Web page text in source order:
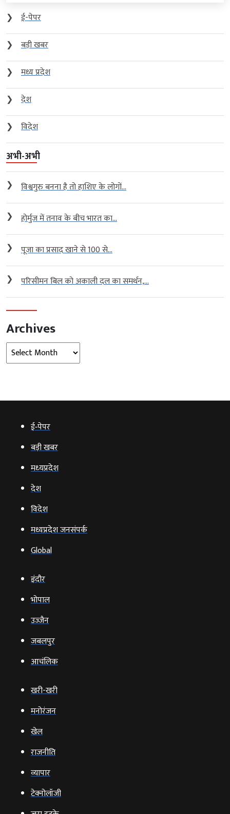
❯
ई-पेपर
❯
बड़ी खबर
❯
मध्य प्रदेश
❯
देश
❯
विदेश
अभी-अभी
❯ विश्वगुरु बनना है तो हाशिए के लोगों...
❯ होर्मुज में तनाव के बीच भारत का...
❯ पूजा का प्रसाद खाने से 100 से...
❯ परिसीमन बिल को अकाली दल का समर्थन,...
Archives
Archives
ई‑पेपर
बड़ी खबर
मध्‍यप्रदेश
देश
विदेश
मध्यप्रदेश जनसंपर्क
Global
इंदौर
भोपाल
उज्‍जैन
जबलपुर
आचंलिक
खरी-खरी
मनोरंजन
खेल
राजनीति
व्‍यापार
टेक्‍नोलॉजी